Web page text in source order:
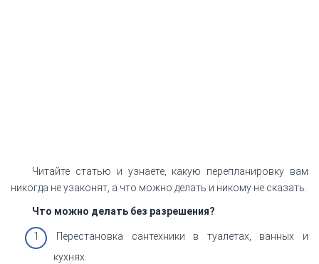
Читайте статью и узнаете, какую перепланировку вам
никогда не узаконят, а что можно делать и никому не сказать.
Что можно делать без разрешения?
Перестановка сантехники в туалетах, ванных и
кухнях.